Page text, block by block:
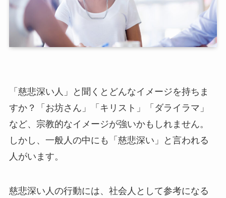
「慈悲深い人」と聞くとどんなイメージを持ちま
すか？「お坊さん」「キリスト」「ダライラマ」
など、宗教的なイメージが強いかもしれません。
しかし、一般人の中にも「慈悲深い」と言われる
人がいます。
慈悲深い人の行動には、社会人として参考になる